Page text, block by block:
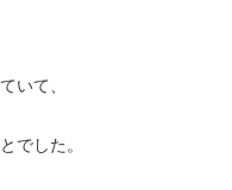
いて、
でした。